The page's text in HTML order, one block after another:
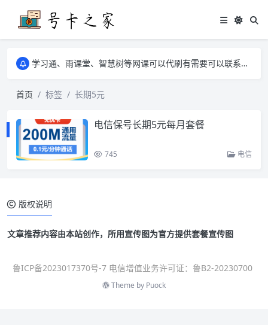
学习通、雨课堂、智慧树等网课可以代刷有需要可以联系邮箱i@tuzi.la
学习通、雨课堂、智慧树等网课可以代刷有需要可以联系邮箱i@tuzi.la
首页
标签 长期5元
电信保号长期5元每月套餐
745 电信
版权说明
文章推荐内容由本站创作，所用宣传图为官方提供套餐宣传图
鲁ICP备2023017370号-7 电信增值业务许可证：鲁B2-20230700
Theme by Puock